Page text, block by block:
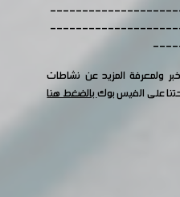
ولمعرفة المزيد عن نشاطات
على الفيس بوكبالضغط هنا